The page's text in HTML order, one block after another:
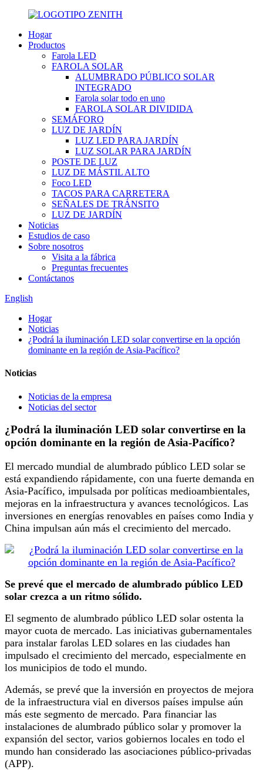
Hogar
Productos
Farola LED
FAROLA SOLAR
ALUMBRADO PÚBLICO SOLAR
INTEGRADO
Farola solar todo en uno
FAROLA SOLAR DIVIDIDA
SEMÁFORO
LUZ DE JARDÍN
LUZ LED PARA JARDÍN
LUZ SOLAR PARA JARDÍN
POSTE DE LUZ
LUZ DE MÁSTIL ALTO
Foco LED
TACOS PARA CARRETERA
SEÑALES DE TRÁNSITO
LUZ DE JARDÍN
Noticias
Estudios de caso
Sobre nosotros
Visita a la fábrica
Preguntas frecuentes
Contáctanos
English
Hogar
Noticias
¿Podrá la iluminación LED solar convertirse en la opción
dominante en la región de Asia-Pacífico?
Noticias
Noticias de la empresa
Noticias del sector
¿Podrá la iluminación LED solar convertirse en la
opción dominante en la región de Asia-Pacífico?
El mercado mundial de alumbrado público LED solar se
está expandiendo rápidamente, con una fuerte demanda en
Asia-Pacífico, impulsada por políticas medioambientales,
mejoras en la infraestructura y avances tecnológicos. Las
inversiones en energías renovables en países como India y
China impulsan aún más el crecimiento del mercado.
Se prevé que el mercado de alumbrado público LED
solar crezca a un ritmo sólido.
El segmento de alumbrado público LED solar ostenta la
mayor cuota de mercado. Las iniciativas gubernamentales
para instalar farolas LED solares en las ciudades han
impulsado el crecimiento del mercado, especialmente en
los municipios de todo el mundo.
Además, se prevé que la inversión en proyectos de mejora
de la infraestructura vial en diversos países impulse aún
más este segmento de mercado. Para financiar las
instalaciones de alumbrado público solar y promover la
expansión del sector, varios gobiernos locales en todo el
mundo han considerado las asociaciones público-privadas
(APP).